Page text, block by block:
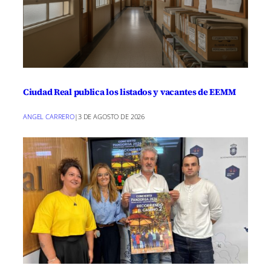
Ciudad Real publica los listados y vacantes de EEMM
ANGEL CARRERO|3 DE AGOSTO DE 2026